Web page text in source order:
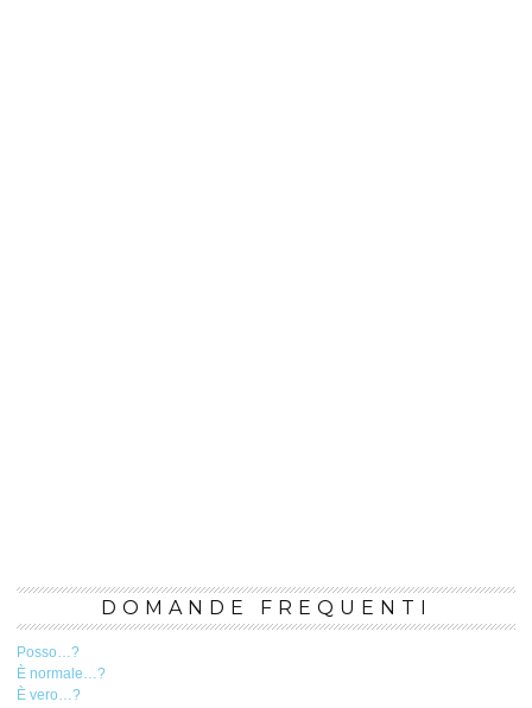
DOMANDE FREQUENTI
Posso…?
È normale…?
È vero…?